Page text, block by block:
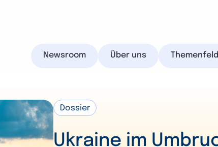
Newsroom Über uns
Dossier
Ukraine im